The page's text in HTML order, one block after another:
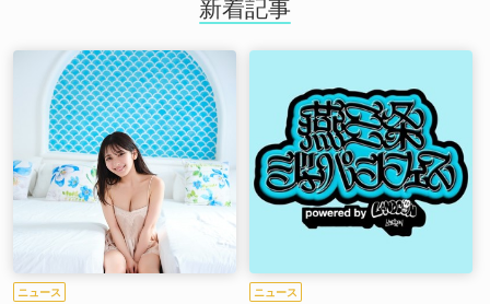
新着記事
ニュース ニュース